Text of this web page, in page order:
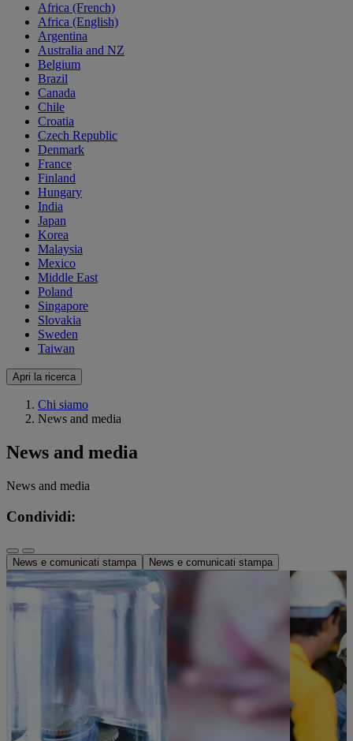
Africa (French)
Africa (English)
Argentina
Australia and NZ
Belgium
Brazil
Canada
Chile
Croatia
Czech Republic
Denmark
France
Finland
Hungary
India
Japan
Korea
Malaysia
Mexico
Middle East
Poland
Singapore
Slovakia
Sweden
Taiwan
Apri la ricerca
Chi siamo
News and media
News and media
News and media
Condividi:
News e comunicati stampa News e comunicati stampa